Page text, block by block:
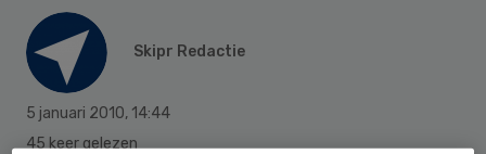
Skipr Redactie
5 januari 2010, 14:44
45 keer gelezen